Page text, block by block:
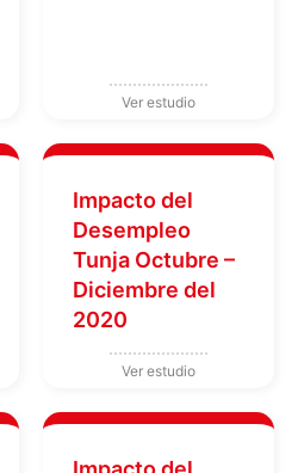
Impacto del
Desempleo
Tunja Octubre –
Diciembre del
2020